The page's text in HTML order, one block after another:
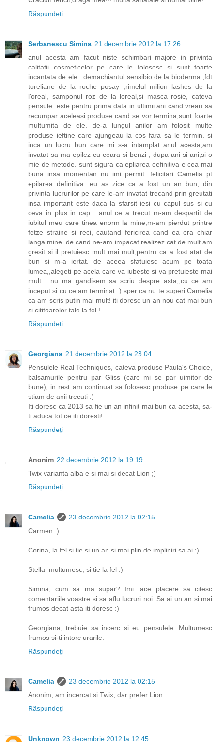
Răspundeți
Serbanescu Simina 21 decembrie 2012 la 17:26
anul acesta am facut niste schimbari majore in privinta
calitatii cosmeticelor pe care le folosesc si sunt foarte
incantata de ele : demachiantul sensibio de la bioderma ,fdt
toreliane de la roche posay ,rimelul milion lashes de la
l'oreal, samponul roz de la loreal,si masca rosie, cateva
pensule. este pentru prima data in ultimii ani cand vreau sa
recumpar aceleasi produse cand se vor termina,sunt foarte
multumita de ele. de-a lungul anilor am folosit multe
produse ieftine care ajungeau la cos fara sa le termin. si
inca un lucru bun care mi s-a intamplat anul acesta,am
invatat sa ma epilez cu ceara si benzi , dupa ani si ani,si o
mie de metode. sunt sigura ca epliarea definitiva e cea mai
buna insa momentan nu imi permit. felicitari Camelia pt
epilarea definitiva. eu as zice ca a fost un an bun, din
privinta lucrurilor pe care le-am invatat trecand prin greutati
insa important este daca la sfarsit iesi cu capul sus si cu
ceva in plus in cap . anul ce a trecut m-am despartit de
iubitul meu care tinea enorm la mine,m-am pierdut printre
fetze straine si reci, cautand fericirea cand ea era chiar
langa mine. de cand ne-am impacat realizez cat de mult am
gresit si il pretuiesc mult mai mult,pentru ca a fost atat de
bun si m-a iertat. de aceea sfatuiesc acum pe toata
lumea,,alegeti pe acela care va iubeste si va pretuieste mai
mult ! nu ma gandisem sa scriu despre asta,,cu ce am
inceput si cu ce am terminat :) sper ca nu te superi Camelia
ca am scris putin mai mult! iti doresc un an nou cat mai bun
si cititoarelor tale la fel !
Răspundeți
Georgiana 21 decembrie 2012 la 23:04
Pensulele Real Techniques, cateva produse Paula's Choice,
balsamurile pentru par Gliss (care mi se par uimitor de
bune), in rest am continuat sa folosesc produse pe care le
stiam de anii trecuti :)
Iti doresc ca 2013 sa fie un an infinit mai bun ca acesta, sa-
ti aduca tot ce iti doresti!
Răspundeți
Anonim 22 decembrie 2012 la 19:19
Twix varianta alba e si mai si decat Lion ;)
Răspundeți
Camelia
23 decembrie 2012 la 02:15
Carmen :)
Corina, la fel si tie si un an si mai plin de impliniri sa ai :)
Stella, multumesc, si tie la fel :)
Simina, cum sa ma supar? Imi face placere sa citesc
comentariile voastre si sa aflu lucruri noi. Sa ai un an si mai
frumos decat asta iti doresc :)
Georgiana, trebuie sa incerc si eu pensulele. Multumesc
frumos si-ti intorc urarile.
Răspundeți
Camelia
23 decembrie 2012 la 02:15
Anonim, am incercat si Twix, dar prefer Lion.
Răspundeți
Unknown 23 decembrie 2012 la 12:45